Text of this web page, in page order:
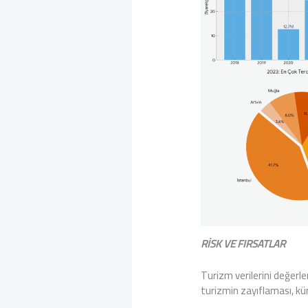
RİSK VE FIRSATLAR
Turizm verilerini
turizmin zayıflaması,